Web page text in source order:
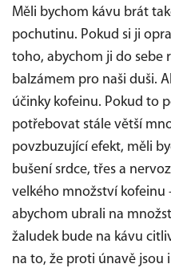
Měli bychom kávu brát
pochutinu. Pokud si ji
toho, abychom ji do sebe
balzámem pro naši duši.
účinky kofeinu. Pokud to
potřebovat stále větší
povzbuzující efekt, měli
bušení srdce, třes a
velkého množství kofeinu
abychom ubrali na
žaludek bude na kávu
na to, že proti únavě jsou